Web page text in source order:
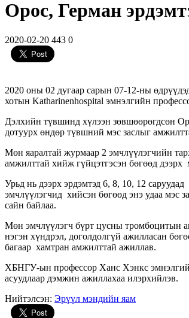
Орос, Герман
2020-02-20 443 0
2020 оны 02 дугаар сарын 07-12-ны
хотын Katharinenhospital эмнэлгийн
Дэлхийн түвшинд хүлээн зөвшөөрөгдсөн
дотуурх өндөр түвшний мэс заслыг
Мөн яаралтай журмаар 2 эмчлүүлэгчийн
амжилттай хийж гүйцэтгэсэн бөгөөд дээрх
Урьд нь дээрх эрдэмтэд 6, 8, 10, 12
эмчлүүлэгчид хийсэн бөгөөд энэ удаа мэс
сайн байлаа.
Мөн эмчлүүлэгч бүрт цусны тромбоцитын
нэгэн хүндрэл, доголдолгүй ажилласан
багаар хамтран амжилттай ажиллав.
ХБНГУ-ын профессор Ханс Хэнкс
асуудлаар дэмжин ажиллахаа илэрхийлэв.
Нийтэлсэн: Эрүүл мэндийн яам